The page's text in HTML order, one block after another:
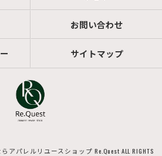
お問い合わせ
サイトマップ
パレルリユースショップ Re.Quest ALL RIGHTS